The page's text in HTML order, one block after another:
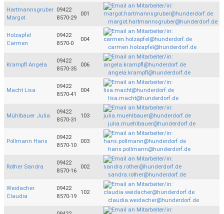
Hartmannsgruber
Margot
09422
8570-29
001
margot.hartmannsgruber@hunderdorf.de
Holzapfel
Carmen
09422
8570-0
004
carmen.holzapfel@hunderdorf.de
Krampfl Angela
09422
8570-35
006
angela.krampfl@hunderdorf.de
Macht Lisa
09422
8570-41
004
lisa.macht@hunderdorf.de
Mühlbauer Julia
09422
8570-31
103
julia.muehlbauer@hunderdorf.de
Pollmann Hans
09422
8570-10
003
hans.pollmann@hunderdorf.de
Rother Sandra
09422
8570-16
002
sandra.rother@hunderdorf.de
Weidacher
Claudia
09422
8570-19
102
claudia.weidacher@hunderdorf.de